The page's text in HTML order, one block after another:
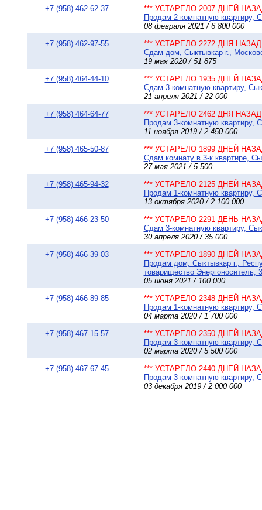
+7 (958) 462-62-37
*** УСТАРЕЛО 2007 ДНЕЙ
Продам 2-комнатную квартиру,
08 февраля 2021 / 6 800 000
+7 (958) 462-97-55
*** УСТАРЕЛО 2272 ДНЯ НАЗАД
Сдам дом, Сыктывкар г.,
19 мая 2020 / 51 875
+7 (958) 464-44-10
*** УСТАРЕЛО 1935 ДНЕЙ
Сдам 3-комнатную квартиру,
21 апреля 2021 / 22 000
+7 (958) 464-64-77
*** УСТАРЕЛО 2462 ДНЯ НАЗАД
Продам 3-комнатную квартиру,
11 ноября 2019 / 2 450 000
+7 (958) 465-50-87
*** УСТАРЕЛО 1899 ДНЕЙ
Сдам комнату в 3-к квартире,
27 мая 2021 / 5 500
+7 (958) 465-94-32
*** УСТАРЕЛО 2125 ДНЕЙ
Продам 1-комнатную квартиру,
13 октября 2020 / 2 100 000
+7 (958) 466-23-50
*** УСТАРЕЛО 2291 ДЕНЬ
Сдам 3-комнатную квартиру,
30 апреля 2020 / 35 000
+7 (958) 466-39-03
*** УСТАРЕЛО 1890 ДНЕЙ
Продам дом, Сыктывкар г.,
товарищество Энергоноситель,
05 июня 2021 / 100 000
+7 (958) 466-89-85
*** УСТАРЕЛО 2348 ДНЕЙ
Продам 1-комнатную квартиру,
04 марта 2020 / 1 700 000
+7 (958) 467-15-57
*** УСТАРЕЛО 2350 ДНЕЙ
Продам 3-комнатную квартиру,
02 марта 2020 / 5 500 000
+7 (958) 467-67-45
*** УСТАРЕЛО 2440 ДНЕЙ
Продам 3-комнатную квартиру,
03 декабря 2019 / 2 000 000